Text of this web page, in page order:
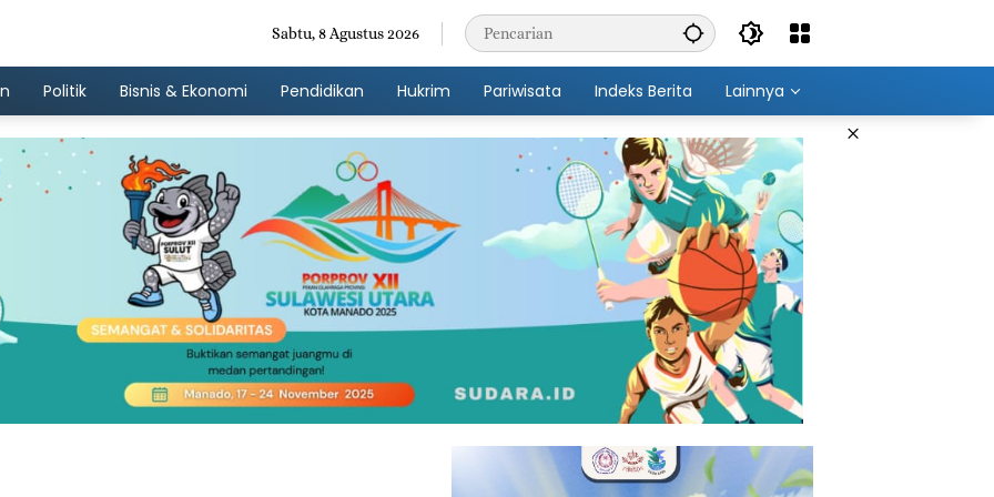
Sabtu, 8 Agustus 2026
Politik Bisnis & Ekonomi Pendidikan Hukrim Pariwisata Indeks Berita Lainnya
×